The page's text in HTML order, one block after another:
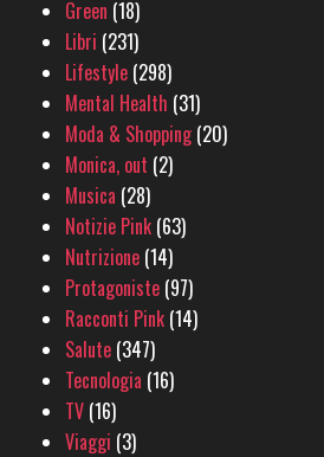
Green (18)
Libri (231)
Lifestyle (298)
Mental Health (31)
Moda & Shopping(20)
Monica, out (2)
Musica (28)
Notizie Pink (63)
Nutrizione (14)
Protagoniste (97)
Racconti Pink (14)
Salute (347)
Tecnologia (16)
TV (16)
Viaggi (3)